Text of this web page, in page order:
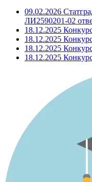
09.02.2026
ЛИ2590201-02
18.12.2025
18.12.2025
18.12.2025
18.12.2025